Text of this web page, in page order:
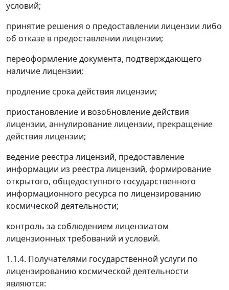
условий;
принятие решения о предоставлении лицензии либо
об отказе в предоставлении лицензии;
переоформление документа, подтверждающего
наличие лицензии;
продление срока действия лицензии;
приостановление и возобновление действия
лицензии, аннулирование лицензии, прекращение
действия лицензии;
ведение реестра лицензий, предоставление
информации из реестра лицензий, формирование
открытого, общедоступного государственного
информационного ресурса по лицензированию
космической деятельности;
контроль за соблюдением лицензиатом
лицензионных требований и условий.
1.1.4. Получателями государственной услуги по
лицензированию космической деятельности
являются: